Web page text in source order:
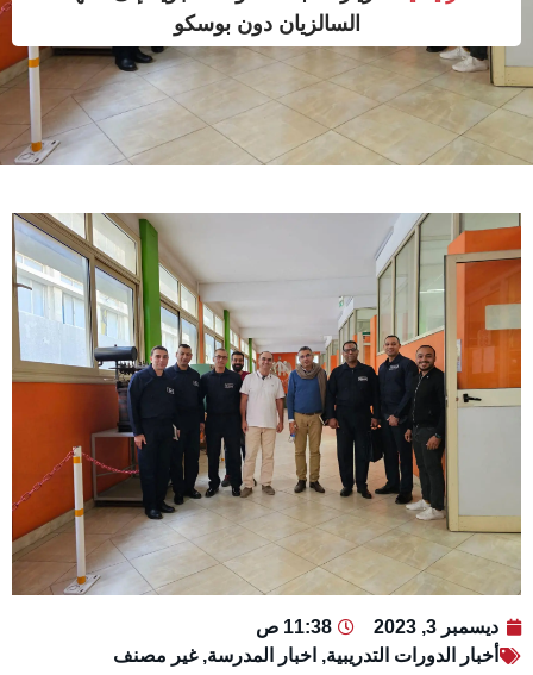
السالزيان دون بوسكو
ديسمبر 3, 2023
11:38 ص
أخبار الدورات التدريبية, اخبار المدرسة, غير مصنف